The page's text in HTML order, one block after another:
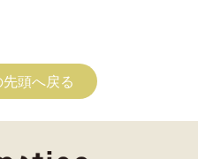
頭へ戻る